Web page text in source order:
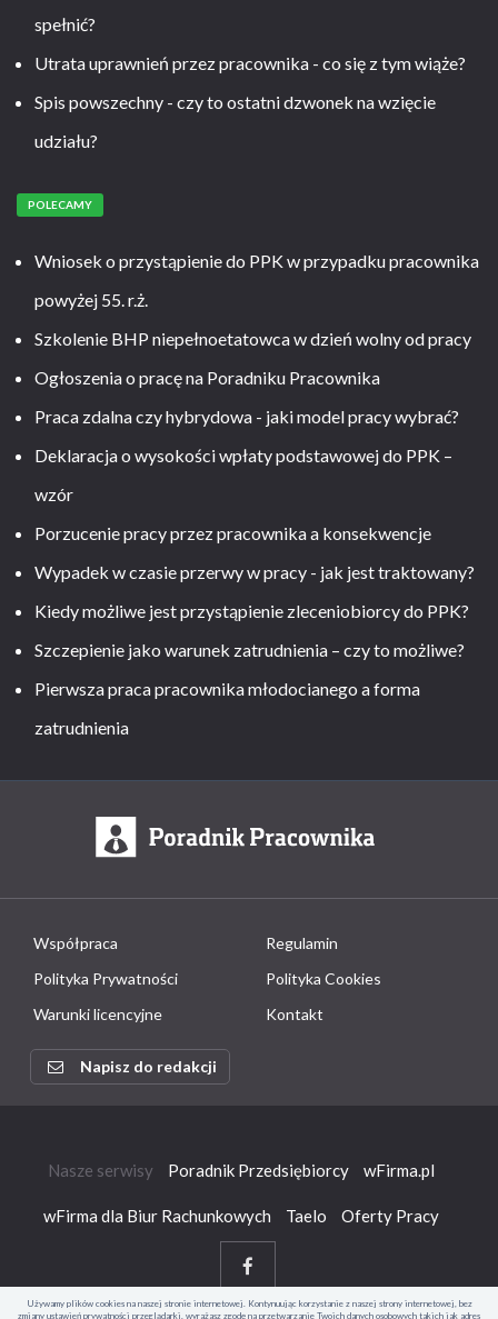
spełnić?
Utrata uprawnień przez pracownika - co się z tym wiąże?
Spis powszechny - czy to ostatni dzwonek na wzięcie
udziału?
POLECAMY
Wniosek o przystąpienie do PPK w przypadku pracownika
powyżej 55. r.ż.
Szkolenie BHP niepełnoetatowca w dzień wolny od pracy
Ogłoszenia o pracę na Poradniku Pracownika
Praca zdalna czy hybrydowa - jaki model pracy wybrać?
Deklaracja o wysokości wpłaty podstawowej do PPK –
wzór
Porzucenie pracy przez pracownika a konsekwencje
Wypadek w czasie przerwy w pracy - jak jest traktowany?
Kiedy możliwe jest przystąpienie zleceniobiorcy do PPK?
Szczepienie jako warunek zatrudnienia – czy to możliwe?
Pierwsza praca pracownika młodocianego a forma
zatrudnienia
Współpraca
Regulamin
Polityka Prywatności
Polityka Cookies
Warunki licencyjne
Kontakt
Napisz do redakcji
Nasze serwisy Poradnik Przedsiębiorcy wFirma.pl
wFirma dla Biur Rachunkowych Taelo Oferty Pracy
Używamy plików cookies na naszej stronie internetowej. Kontynuując korzystanie z naszej strony internetowej, bez
zmiany ustawień prywatności przeglądarki, wyrażasz zgodę na przetwarzanie Twoich danych osobowych takich jak adres